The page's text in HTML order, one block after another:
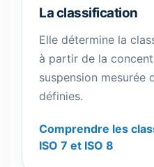
La classification
Elle détermine la
à partir de la
suspension mesurée
définies.
Comprendre les
ISO 7 et ISO 8